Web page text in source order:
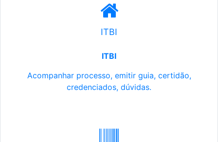
ITBI
ITBI
Acompanhar processo, emitir guia, certidão,
credenciados, dúvidas.